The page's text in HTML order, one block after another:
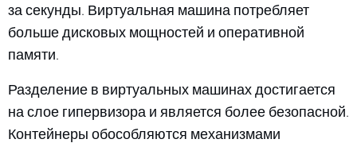
за секунды. Виртуальная машина потребляет
больше дисковых мощностей и оперативной
памяти.
Разделение в виртуальных машинах достигается
на слое гипервизора и является более безопасной.
Контейнеры обособляются механизмами